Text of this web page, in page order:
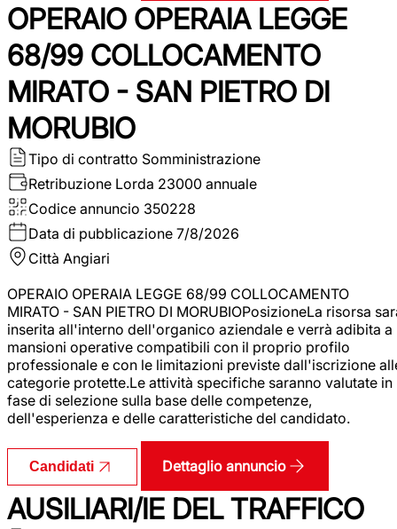
OPERAIO OPERAIA LEGGE
68/99 COLLOCAMENTO
MIRATO - SAN PIETRO DI
MORUBIO
Tipo di contratto Somministrazione
Retribuzione Lorda 23000 annuale
Codice annuncio 350228
Data di pubblicazione 7/8/2026
Città Angiari
OPERAIO OPERAIA LEGGE 68/99 COLLOCAMENTO
MIRATO - SAN PIETRO DI MORUBIOPosizioneLa risorsa
inserita all'interno dell'organico aziendale e verrà adibita a
mansioni operative compatibili con il proprio profilo
professionale e con le limitazioni previste dall'iscrizione
categorie protette.Le attività specifiche saranno valutate in
fase di selezione sulla base delle competenze,
dell'esperienza e delle caratteristiche del candidato.
Candidati Dettaglio annuncio
AUSILIARI/IE DEL TRAFFICO